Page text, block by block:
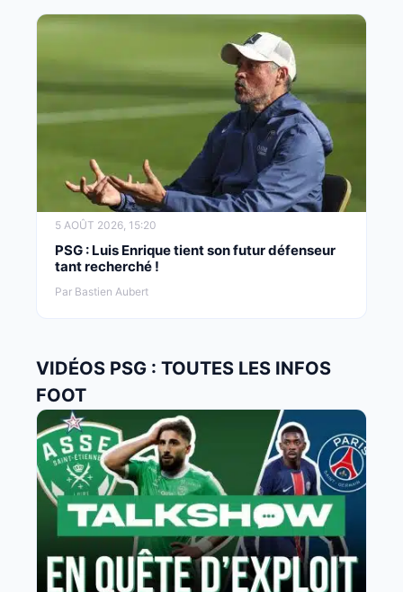
5 AOÛT 2026, 15:20
PSG : Luis Enrique tient son futur défenseur
tant recherché !
Par Bastien Aubert
VIDÉOS PSG : TOUTES LES INFOS
FOOT